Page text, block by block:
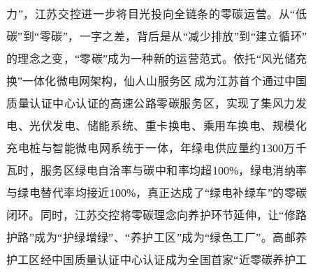
力”，江苏交控进一步将目光投向全链条的零碳运营。从“低
碳”到“零碳”，一字之差，背后是从“减少排放”到“建立循环”
的理念之变，“零碳”成为一种新的运营范式。依托“风光储充
换”一体化微电网架构，仙人山服务区 成为江苏首个通过中国
质量认证中心认证的高速公路零碳服务区，实现了集风力发
电、光伏发电、储能系统、重卡换电、乘用车换电、规模化
充电桩与智能微电网系统于一体，年绿电供应量约1300万千
瓦时，服务区绿电自洽率与碳中和率均超100%，绿电消纳率
与绿电替代率均接近100%，真正达成了“绿电补绿车”的零碳
闭环。同时，江苏交控将零碳理念向养护环节延伸，让“修路
护路”成为“护绿增绿”、“养护工区”成为“绿色工厂”。高邮养
护工区经中国质量认证中心认证成为全国首家“近零碳养护工